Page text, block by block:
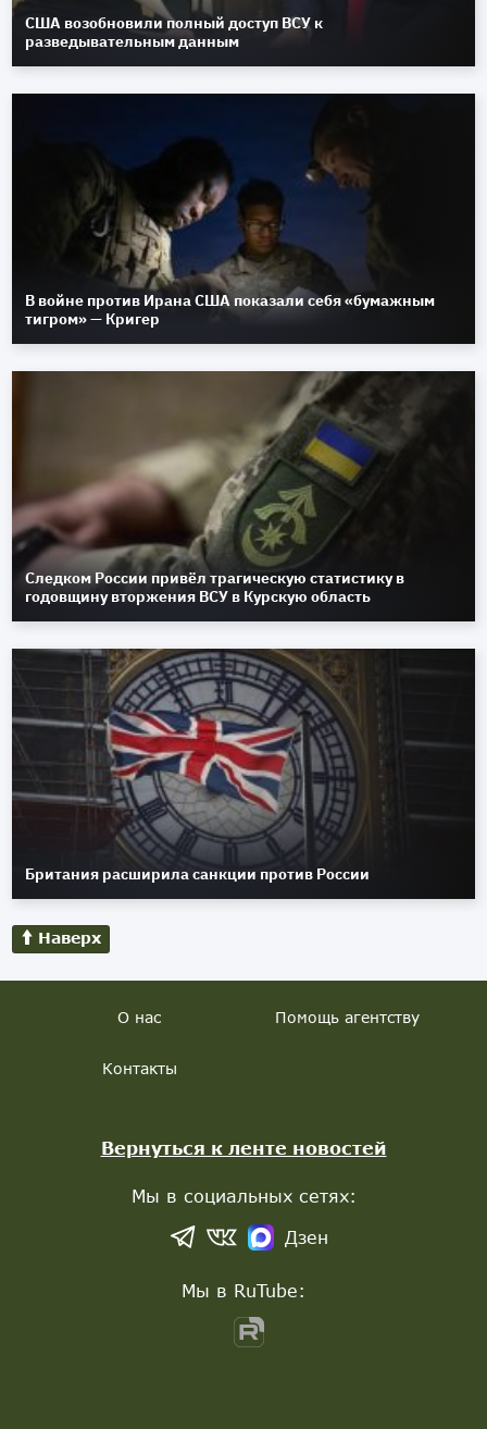
США возобновили полный доступ ВСУ к
разведывательным данным
В войне против Ирана США показали себя «бумажным
тигром» — Кригер
Следком России привёл трагическую статистику в
годовщину вторжения ВСУ в Курскую область
Британия расширила санкции против России
Наверх
О нас Помощь агентству
Контакты
Вернуться к ленте новостей
Мы в социальных сетях:
Дзен
Мы в RuTube: